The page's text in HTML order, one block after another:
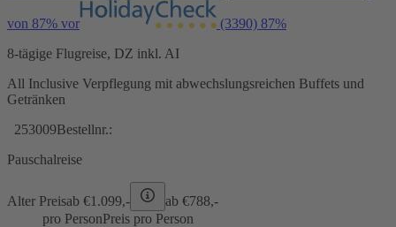
von 87% vor (3390) 87%
8-tägige Flugreise, DZ inkl. AI
All Inclusive Verpflegung mit abwechslungsreichen Buffets und
Getränken
253009Bestellnr.:
Pauschalreise
Alter Preisab €1.099,- ab €788,-
pro PersonPreis pro Person